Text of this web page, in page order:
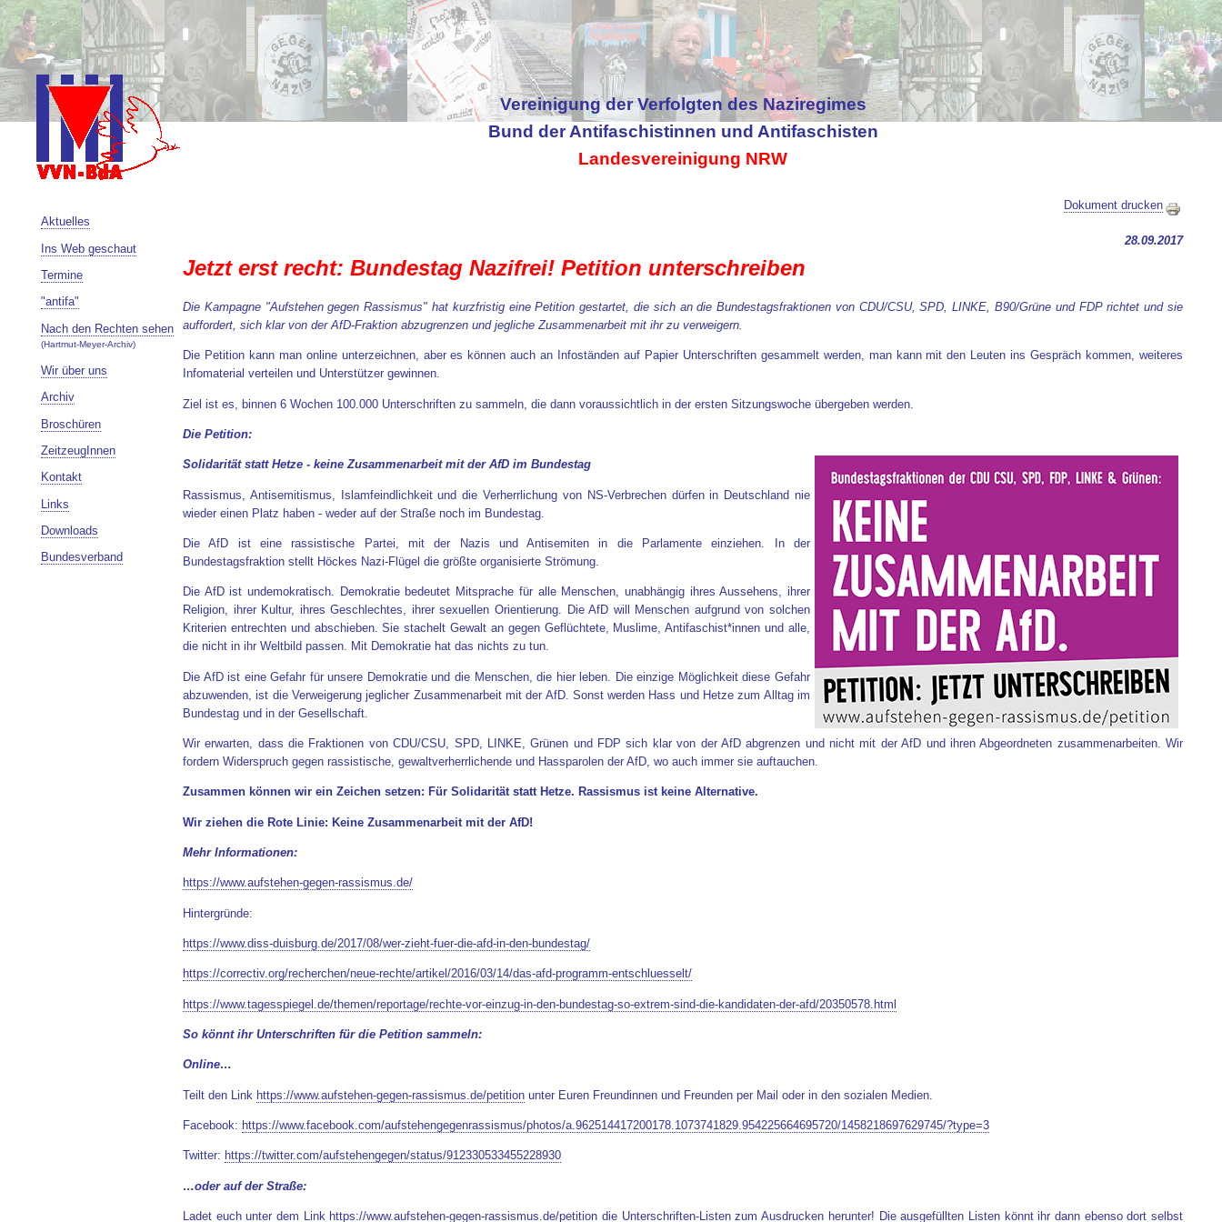
Vereinigung der Verfolgten des Naziregimes
Bund der Antifaschistinnen und Antifaschisten
Landesvereinigung NRW
Aktuelles
Ins Web geschaut
Termine
"antifa"
Nach den Rechten sehen
(Hartmut-Meyer-Archiv)
Wir über uns
Archiv
Broschüren
ZeitzeugInnen
Kontakt
Links
Downloads
Bundesverband
Dokument drucken
28.09.2017
Jetzt erst recht: Bundestag Nazifrei! Petition unterschreiben
Die Kampagne "Aufstehen gegen Rassismus" hat kurzfristig eine Petition gestartet, die sich an die Bundestagsfraktionen von CDU/CSU, SPD, LINKE, B90/Grüne und FDP richtet und sie
auffordert, sich klar von der AfD-Fraktion abzugrenzen und jegliche Zusammenarbeit mit ihr zu verweigern.
Die Petition kann man online unterzeichnen, aber es können auch an Infoständen auf Papier Unterschriften gesammelt werden, man kann mit den Leuten ins Gespräch kommen, weiteres
Infomaterial verteilen und Unterstützer gewinnen.
Ziel ist es, binnen 6 Wochen 100.000 Unterschriften zu sammeln, die dann voraussichtlich in der ersten Sitzungswoche übergeben werden.
Die Petition:
Solidarität statt Hetze - keine Zusammenarbeit mit der AfD im Bundestag
Rassismus, Antisemitismus, Islamfeindlichkeit und die Verherrlichung von NS-Verbrechen dürfen in Deutschland nie
wieder einen Platz haben - weder auf der Straße noch im Bundestag.
Die AfD ist eine rassistische Partei, mit der Nazis und Antisemiten in die Parlamente einziehen. In der
Bundestagsfraktion stellt Höckes Nazi-Flügel die größte organisierte Strömung.
Die AfD ist undemokratisch. Demokratie bedeutet Mitsprache für alle Menschen, unabhängig ihres Aussehens, ihrer
Religion, ihrer Kultur, ihres Geschlechtes, ihrer sexuellen Orientierung. Die AfD will Menschen aufgrund von solchen
Kriterien entrechten und abschieben. Sie stachelt Gewalt an gegen Geflüchtete, Muslime, Antifaschist*innen und alle,
die nicht in ihr Weltbild passen. Mit Demokratie hat das nichts zu tun.
Die AfD ist eine Gefahr für unsere Demokratie und die Menschen, die hier leben. Die einzige Möglichkeit diese Gefahr
abzuwenden, ist die Verweigerung jeglicher Zusammenarbeit mit der AfD. Sonst werden Hass und Hetze zum Alltag im
Bundestag und in der Gesellschaft.
Wir erwarten, dass die Fraktionen von CDU/CSU, SPD, LINKE, Grünen und FDP sich klar von der AfD abgrenzen und nicht mit der AfD und ihren Abgeordneten zusammenarbeiten. Wir
fordern Widerspruch gegen rassistische, gewaltverherrlichende und Hassparolen der AfD, wo auch immer sie auftauchen.
Zusammen können wir ein Zeichen setzen: Für Solidarität statt Hetze. Rassismus ist keine Alternative.
Wir ziehen die Rote Linie: Keine Zusammenarbeit mit der AfD!
Mehr Informationen:
https://www.aufstehen-gegen-rassismus.de/
Hintergründe:
https://www.diss-duisburg.de/2017/08/wer-zieht-fuer-die-afd-in-den-bundestag/
https://correctiv.org/recherchen/neue-rechte/artikel/2016/03/14/das-afd-programm-entschluesselt/
https://www.tagesspiegel.de/themen/reportage/rechte-vor-einzug-in-den-bundestag-so-extrem-sind-die-kandidaten-der-afd/20350578.html
So könnt ihr Unterschriften für die Petition sammeln:
Online…
Teilt den Link https://www.aufstehen-gegen-rassismus.de/petition unter Euren Freundinnen und Freunden per Mail oder in den sozialen Medien.
Facebook: https://www.facebook.com/aufstehengegenrassismus/photos/a.962514417200178.1073741829.954225664695720/1458218697629745/?type=3
Twitter: https://twitter.com/aufstehengegen/status/912330533455228930
…oder auf der Straße:
Ladet euch unter dem Link https://www.aufstehen-gegen-rassismus.de/petition die Unterschriften-Listen zum Ausdrucken herunter! Die ausgefüllten Listen könnt ihr dann ebenso dort selbst